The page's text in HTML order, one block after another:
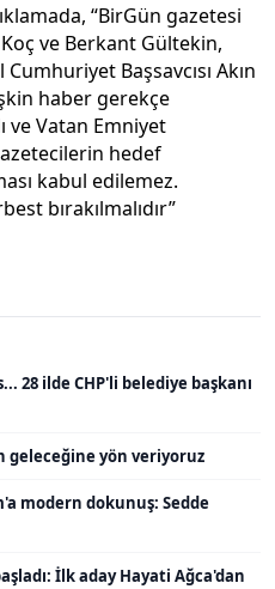
“BirGün gazetesi
ve Berkant Gültekin,
Başsavcısı Akın
haber gerekçe
ve Vatan Emniyet
hedef
kabul edilemez.
bırakılmalıdır”
28 ilde CHP'li belediye başkanı
geleceğine yön veriyoruz
modern dokunuş: Sedde
İlk aday Hayati Ağca'dan